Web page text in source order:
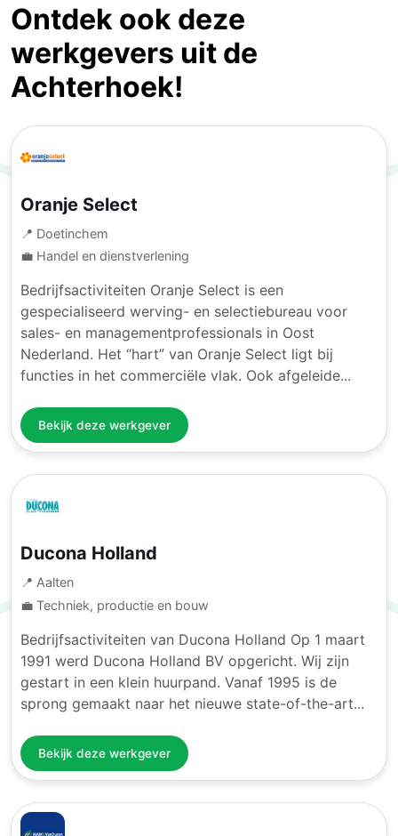
Ontdek ook deze
werkgevers uit de
Achterhoek!
Oranje Select
📍 Doetinchem
💼 Handel en dienstverlening
Bedrijfsactiviteiten Oranje Select is een
gespecialiseerd werving- en selectiebureau voor
sales- en managementprofessionals in Oost
Nederland. Het “hart” van Oranje Select ligt bij
functies in het commerciële vlak. Ook afgeleide...
Bekijk deze werkgever
Ducona Holland
📍 Aalten
💼 Techniek, productie en bouw
Bedrijfsactiviteiten van Ducona Holland Op 1 maart
1991 werd Ducona Holland BV opgericht. Wij zijn
gestart in een klein huurpand. Vanaf 1995 is de
sprong gemaakt naar het nieuwe state-of-the-art...
Bekijk deze werkgever